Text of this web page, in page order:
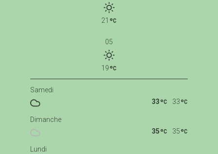
21
05
19
Samedi
33
33
Dimanche
35
35
Lundi